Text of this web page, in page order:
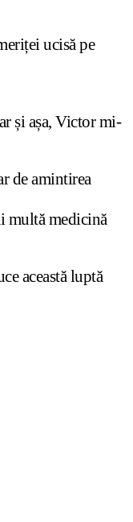
ucisă pe
și așa, Victor mi-
de amintirea
multă medicină
această luptă